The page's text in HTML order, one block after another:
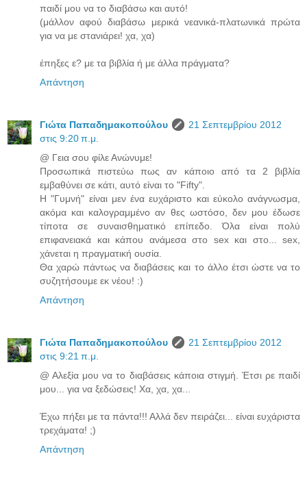
παιδί μου να το διαβάσω και αυτό!
(μάλλον αφού διαβάσω μερικά νεανικά-πλατωνικά πρώτα
για να με στανιάρει! χα, χα)
έπηξες ε? με τα βιβλία ή με άλλα πράγματα?
Απάντηση
Γιώτα Παπαδημακοπούλου
21 Σεπτεμβρίου 2012
στις 9:20 π.μ.
@ Γεια σου φίλε Ανώνυμε!
Προσωπικά πιστεύω πως αν κάποιο από τα 2 βιβλία
εμβαθύνει σε κάτι, αυτό είναι το "Fifty".
Η "Γυμνή" είναι μεν ένα ευχάριστο και εύκολο ανάγνωσμα,
ακόμα και καλογραμμένο αν θες ωστόσο, δεν μου έδωσε
τίποτα σε συναισθηματικό επίπεδο. Όλα είναι πολύ
επιφανειακά και κάπου ανάμεσα στο sex και στο... sex,
χάνεται η πραγματική ουσία.
Θα χαρώ πάντως να διαβάσεις και το άλλο έτσι ώστε να το
συζητήσουμε εκ νέου! :)
Απάντηση
Γιώτα Παπαδημακοπούλου
21 Σεπτεμβρίου 2012
στις 9:21 π.μ.
@ Αλεξία μου να το διαβάσεις κάποια στιγμή. Έτσι ρε παιδί
μου... για να ξεδώσεις! Χα, χα, χα...
Έχω πήξει με τα πάντα!!! Αλλά δεν πειράζει... είναι ευχάριστα
τρεχάματα! ;)
Απάντηση